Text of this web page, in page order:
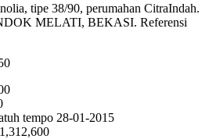
tipe 38/90, perumahan CitraIndah.
MELATI, BEKASI. Referensi
tempo 28-01-2015